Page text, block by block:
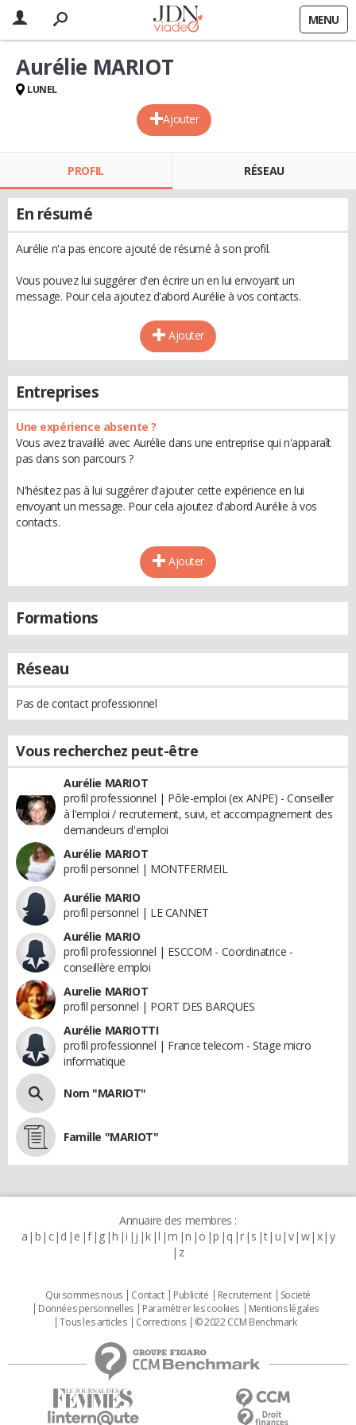
MENU
Ajouter
Aurélie MARIOT
LUNEL
PROFIL RÉSEAU
En résumé
Aurélie n'a pas encore ajouté de résumé à son profil.
Vous pouvez lui suggérer d'en écrire un en lui envoyant un
message. Pour cela ajoutez d'abord Aurélie à vos contacts.
Ajouter
Entreprises
Une expérience absente ?
Vous avez travaillé avec Aurélie dans une entreprise qui n'apparaît
pas dans son parcours ?
N'hésitez pas à lui suggérer d'ajouter cette expérience en lui
envoyant un message. Pour cela ajoutez d'abord Aurélie à vos
contacts.
Ajouter
Formations
Réseau
Pas de contact professionnel
Vous recherchez peut-être
Aurélie MARIOT
profil professionnel | Pôle-emploi (ex ANPE) - Conseiller
à l'emploi / recrutement, suivi, et accompagnement des
demandeurs d'emploi
Aurélie MARIOT
profil personnel | MONTFERMEIL
Aurélie MARIO
profil personnel | LE CANNET
Aurélie MARIO
profil professionnel | ESCCOM - Coordinatrice -
conseillère emploi
Aurelie MARIOT
profil personnel | PORT DES BARQUES
Aurélie MARIOTTI
profil professionnel | France telecom - Stage micro
informatique
Nom "MARIOT"
Famille "MARIOT"
Annuaire des membres :
a b c d e f g h i j k l m n o p q r s t u v w x y
z
Qui sommes nous Contact Publicité Recrutement
Societé
Données personnelles
Paramétrer les cookies
Mentions légales
Tous les articles
Corrections © 2022 CCM Benchmark